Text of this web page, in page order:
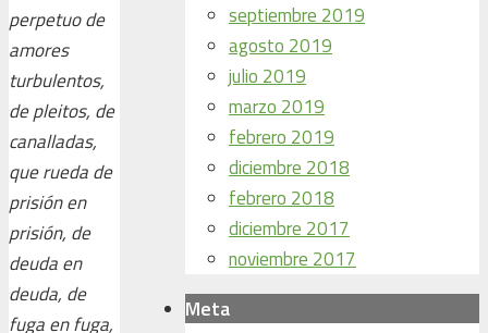
perpetuo de
amores
turbulentos,
de pleitos, de
canalladas,
que rueda de
prisión en
prisión, de
deuda en
deuda, de
fuga en fuga,
septiembre 2019
agosto 2019
julio 2019
marzo 2019
febrero 2019
diciembre 2018
febrero 2018
diciembre 2017
noviembre 2017
Meta